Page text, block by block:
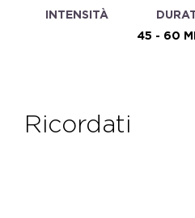
INTENSITÀ
45 - 60
ricordati